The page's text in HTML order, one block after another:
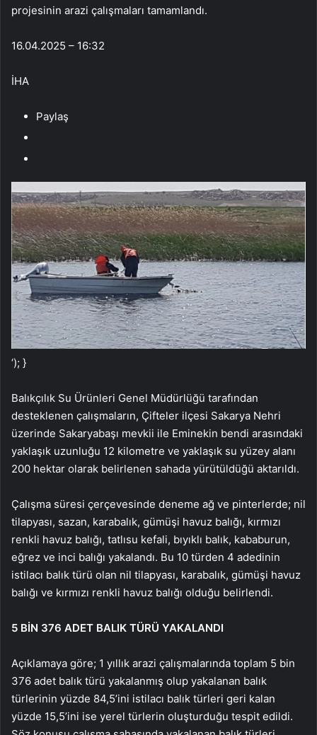
projesinin arazi çalışmaları tamamlandı.
16.04.2025 – 16:32
İHA
Paylaş
‘); }
Balıkçılık Su Ürünleri Genel Müdürlüğü tarafından
desteklenen çalışmaların, Çifteler ilçesi Sakarya Nehri
üzerinde Sakaryabaşı mevkii ile Eminekin bendi arasındaki
yaklaşık uzunluğu 12 kilometre ve yaklaşık su yüzey alanı
200 hektar olarak belirlenen sahada yürütüldüğü aktarıldı.
Çalışma süresi çerçevesinde deneme ağ ve pinterlerde; nil
tilapyası, sazan, karabalık, gümüşi havuz balığı, kırmızı
renkli havuz balığı, tatlısu kefali, bıyıklı balık, kababurun,
eğrez ve inci balığı yakalandı. Bu 10 türden 4 adedinin
istilacı balık türü olan nil tilapyası, karabalık, gümüşi havuz
balığı ve kırmızı renkli havuz balığı olduğu belirlendi.
5 BİN 376 ADET BALIK TÜRÜ YAKALANDI
Açıklamaya göre; 1 yıllık arazi çalışmalarında toplam 5 bin
376 adet balık türü yakalanmış olup yakalanan balık
türlerinin yüzde 84,5’ini istilacı balık türleri geri kalan
yüzde 15,5’ini ise yerel türlerin oluşturduğu tespit edildi.